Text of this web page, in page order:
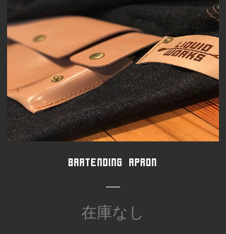
Get now
BARTENDING APRON
在庫なし